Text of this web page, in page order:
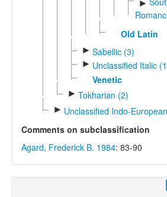
►
Old Latin
► Sabellic (3)
► Unclassified Italic
Venetic
► Tokharian (2)
► Unclassified Indo-
Comments on subclassification
Agard, Frederick B. 1984: 83-90